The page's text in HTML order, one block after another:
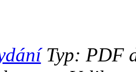
Typ: PDF